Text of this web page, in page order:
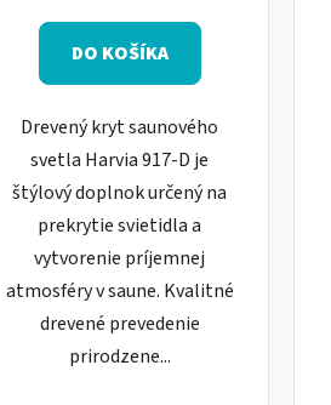
DO KOŠÍKA
Drevený kryt saunového
svetla Harvia 917-D je
štýlový doplnok určený na
prekrytie svietidla a
vytvorenie príjemnej
atmosféry v saune. Kvalitné
drevené prevedenie
prirodzene...